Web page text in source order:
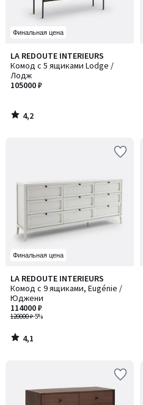
Финальная цена
LA REDOUTE INTERIEURS
Комод с 5 ящиками Lodge /
Лодж
105000 ₽
4,2
/ 5
4,2
/
Финальная цена
LA REDOUTE INTERIEURS
Комод с 9 ящиками, Eugénie /
Юджени
120000 ₽-5%
114000 ₽
4,1
/ 5
4,1
/